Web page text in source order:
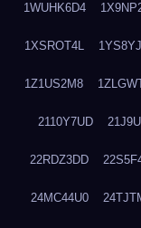
1WUHK6D4
1XSROT4L
1Z1US2M8
2110Y7UD
22RDZ3DD
24MC44U0